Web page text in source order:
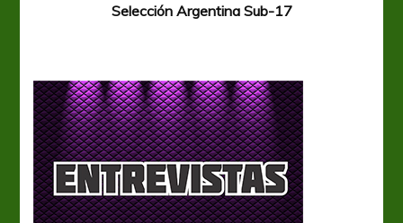
Selección Argentina Sub-17